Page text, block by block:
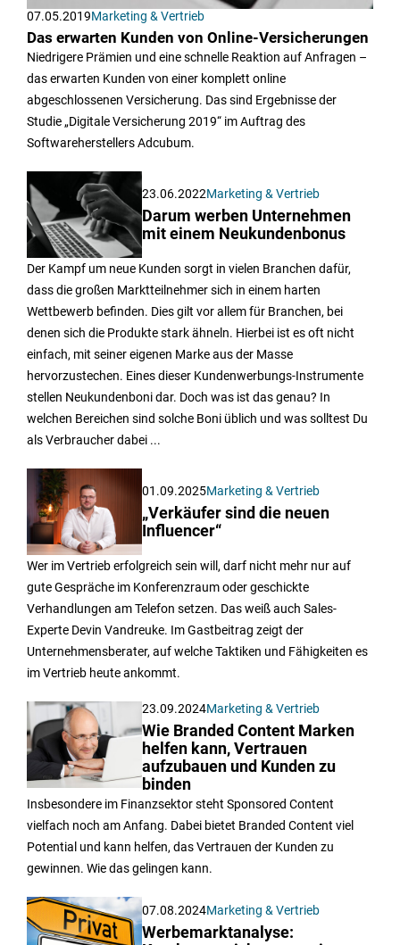
07.05.2019Marketing & Vertrieb
Das erwarten Kunden von Online-Versicherungen
Niedrigere Prämien und eine schnelle Reaktion auf Anfragen –
das erwarten Kunden von einer komplett online
abgeschlossenen Versicherung. Das sind Ergebnisse der
Studie „Digitale Versicherung 2019“ im Auftrag des
Softwareherstellers Adcubum.
23.06.2022Marketing & Vertrieb
Darum werben Unternehmen
mit einem Neukundenbonus
Der Kampf um neue Kunden sorgt in vielen Branchen dafür,
dass die großen Marktteilnehmer sich in einem harten
Wettbewerb befinden. Dies gilt vor allem für Branchen, bei
denen sich die Produkte stark ähneln. Hierbei ist es oft nicht
einfach, mit seiner eigenen Marke aus der Masse
hervorzustechen. Eines dieser Kundenwerbungs-Instrumente
stellen Neukundenboni dar. Doch was ist das genau? In
welchen Bereichen sind solche Boni üblich und was solltest Du
als Verbraucher dabei ...
01.09.2025Marketing & Vertrieb
„Verkäufer sind die neuen
Influencer“
Wer im Vertrieb erfolgreich sein will, darf nicht mehr nur auf
gute Gespräche im Konferenzraum oder geschickte
Verhandlungen am Telefon setzen. Das weiß auch Sales-
Experte Devin Vandreuke. Im Gastbeitrag zeigt der
Unternehmensberater, auf welche Taktiken und Fähigkeiten es
im Vertrieb heute ankommt.
23.09.2024Marketing & Vertrieb
Wie Branded Content Marken
helfen kann, Vertrauen
aufzubauen und Kunden zu
binden
Insbesondere im Finanzsektor steht Sponsored Content
vielfach noch am Anfang. Dabei bietet Branded Content viel
Potential und kann helfen, das Vertrauen der Kunden zu
gewinnen. Wie das gelingen kann.
07.08.2024Marketing & Vertrieb
Werbemarktanalyse: